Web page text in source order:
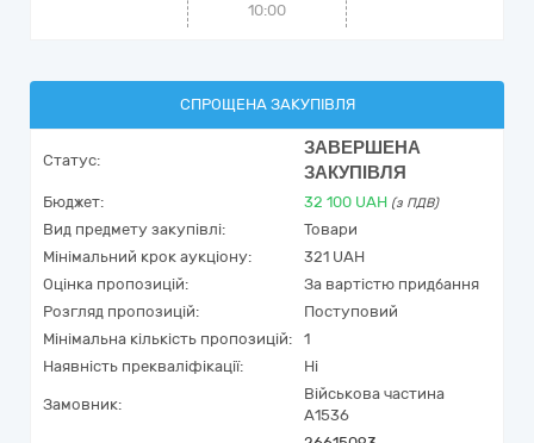
10:00
СПРОЩЕНА ЗАКУПІВЛЯ
Статус:
ЗАВЕРШЕНА
ЗАКУПІВЛЯ
Бюджет: 32 100 UAH (з ПДВ)
Вид предмету закупівлі:
Товари
Мінімальний крок аукціону:
321 UAH
Оцінка пропозицій:
За вартістю придбання
Розгляд пропозицій:
Поступовий
Мінімальна кількість пропозицій:
1
Наявність прекваліфікації:
Ні
Замовник:
Військова частина
А1536